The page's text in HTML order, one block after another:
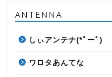
ANTENNA
しぃアンテナ(*ﾟーﾟ)
ワロタあんてな